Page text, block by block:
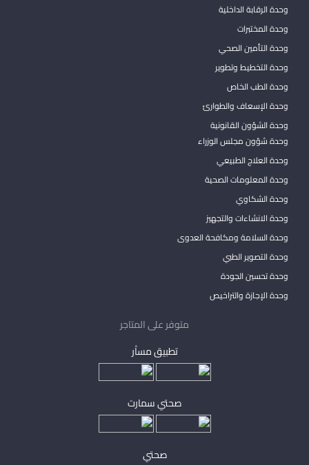
وحدة الرقابة الداخلية
وحدة المختبرات
وحدة التأمين الصحي
وحدة التخطيط وتطوير
وحدة الطب الخاص
وحدة الإسعاف والطوارئ
وحدة الشؤون القانونية
وحدة شؤون مجلس الوزراء
وحدة العلاج الطبيعي
وحدة المعلومات الصحية
وحدة الشكاوي
وحدة الانشاءات والتجهيز
وحدة السلامة ومكافحة العدوى
وحدة التصوير الطبي
وحدة تحسين الجودة
وحدة الإجازة والتراخيص
متوفر على المتاجر
تطبيق مساْر
صحتي سمارت
صحتي